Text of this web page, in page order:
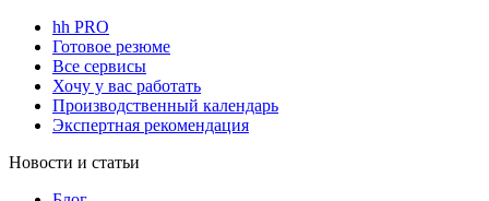
hh PRO
Готовое резюме
Все сервисы
Хочу у вас работать
Производственный календарь
Экспертная рекомендация
Новости и статьи